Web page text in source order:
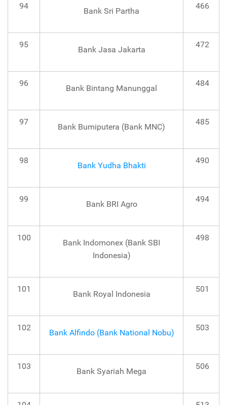
94
Bank Sri Partha
466
95
Bank Jasa Jakarta
472
96
Bank Bintang Manunggal
484
97
Bank Bumiputera (Bank MNC)
485
98
Bank Yudha Bhakti
490
99
Bank BRI Agro
494
100
Bank Indomonex (Bank SBI
Indonesia)
498
101
Bank Royal Indonesia
501
102
Bank Alfindo (Bank National Nobu)
503
103
Bank Syariah Mega
506